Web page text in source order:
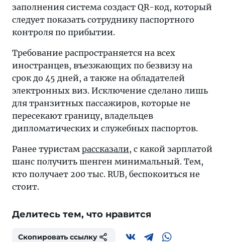
заполнения система создаст QR-код, который
следует показать сотруднику паспортного
контроля по прибытии.
Требование распространяется на всех
иностранцев, въезжающих по безвизу на
срок до 45 дней, а также на обладателей
электронных виз. Исключение сделано лишь
для транзитных пассажиров, которые не
пересекают границу, владельцев
дипломатических и служебных паспортов.
Ранее туристам рассказали, с какой зарплатой
шанс получить шенген минимальный. Тем,
кто получает 200 тыс. RUB, беспокоиться не
стоит.
Делитесь тем, что нравится
Скопировать ссылку